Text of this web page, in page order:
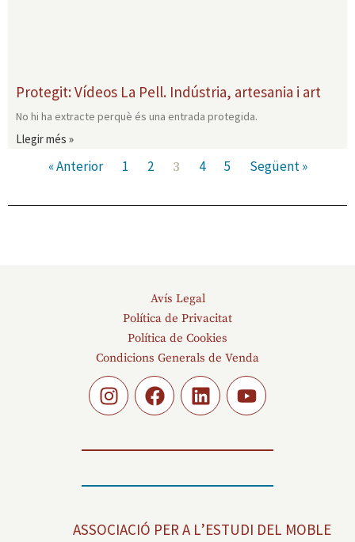
Protegit: Vídeos La Pell. Indústria, artesania i art
No hi ha extracte perquè és una entrada protegida.
Llegir més »
« Anterior 1 2 3 4 5 Següent »
Avís Legal
Política de Privacitat
Política de Cookies
Condicions Generals de Venda
ASSOCIACIÓ PER A L’ESTUDI DEL MOBLE